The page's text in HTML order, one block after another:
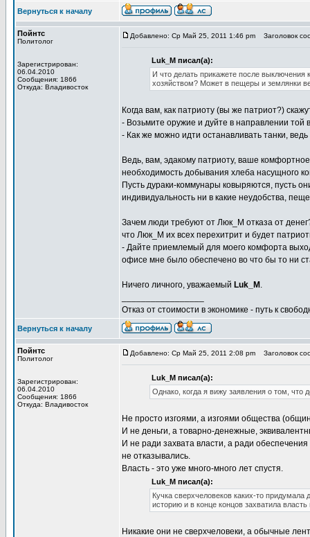
Вернуться к началу
Пойнтс
Политолог
Зарегистрирован:
06.04.2010
Сообщения: 1866
Откуда: Владивосток
Добавлено: Ср Май 25, 2011 1:46 pm Заголовок
Luk_M писал(а):
И что делать прикажете после
хозяйством? Может в пещеры и землянки
Когда вам, как патриоту (вы же патриот?)
- Возьмите оружие и дуйте в направлении той
- Как же можно идти останавливать танки,
Ведь, вам, эдакому патриоту, ваше
необходимость добывания хлеба насущного
Пусть дураки-коммунары ковыряются, пусть
индивидуальность ни в какие неудобства,
Зачем люди требуют от Люк_М отказа от
что Люк_М их всех перехитрит и будет
- Дайте приемлемый для моего комфорта
офисе мне было обеспечено во что бы то ни
Ничего личного, уважаемый Luk_M .
Отказ от стоимости в экономике - путь к
Вернуться к началу
Пойнтс
Политолог
Зарегистрирован:
06.04.2010
Сообщения: 1866
Откуда: Владивосток
Добавлено: Ср Май 25, 2011 2:08 pm Заголовок
Luk_M писал(а):
Однако, когда я вижу заявления о том, что
Не просто изгоями, а изгоями общества
И не деньги, а товарно-денежные,
И не ради захвата власти, а ради
не отказывались.
Власть - это уже много-много лет спустя.
Luk_M писал(а):
Кучка сверхчеловеков каких-то
историю и в конце концов захватила
Никакие они не сверхчеловеки, а обычные